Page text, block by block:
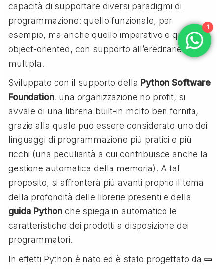
capacità di supportare diversi paradigmi di
programmazione: quello funzionale, per
esempio, ma anche quello imperativo e quello
object-oriented, con supporto all’ereditarietà
multipla.
Sviluppato con il supporto della Python Software
Foundation, una organizzazione no profit, si
avvale di una libreria built-in molto ben fornita,
grazie alla quale può essere considerato uno dei
linguaggi di programmazione più pratici e più
ricchi (una peculiarità a cui contribuisce anche la
gestione automatica della memoria). A tal
proposito, si affronterà più avanti proprio il tema
della profondità delle librerie presenti e della
guida Python che spiega in automatico le
caratteristiche dei prodotti a disposizione dei
programmatori.
In effetti Python è nato ed è stato progettato da
1